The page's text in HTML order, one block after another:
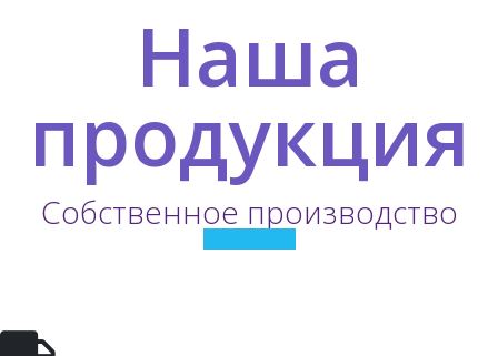
Наша
продукция
Собственное производство